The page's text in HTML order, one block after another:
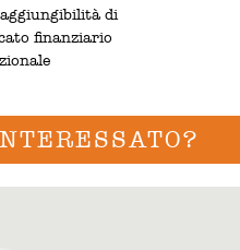
di
finanziario